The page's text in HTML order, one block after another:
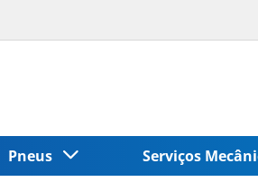
Pneus Serviços